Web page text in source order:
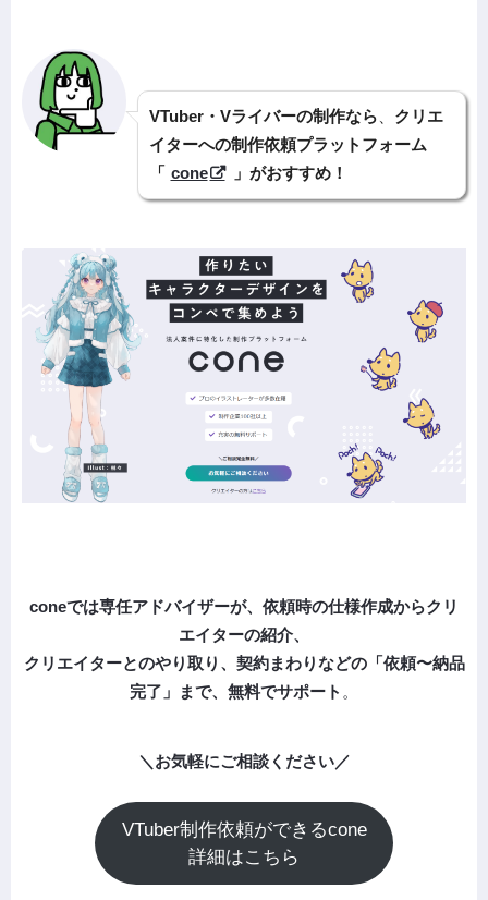
VTuber・Vライバーの制作なら
クリエ
イターへの制作依頼プラットフォーム
「 cone 」がおすすめ！
coneでは専任アドバイザーが、依頼時の仕様作成からクリ
エイターの紹介、
クリエイターとのやり取り、契約まわりなどの「依頼〜納品
完了」まで、無料でサポート 。
＼お気軽にご相談ください／
VTuber制作依頼ができるcone
詳細はこちら